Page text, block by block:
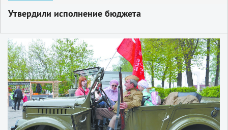
Утвердили исполнение бюджета
1